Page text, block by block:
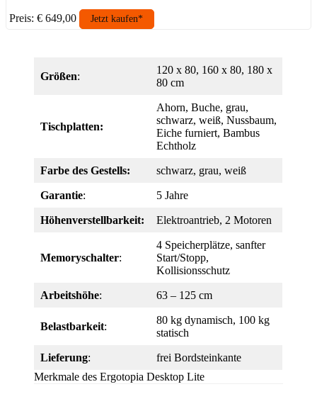
Preis: € 649,00 Jetzt kaufen*
Größen:
120 x 80, 160 x 80, 180 x
80 cm
Tischplatten:
Ahorn, Buche, grau,
schwarz, weiß, Nussbaum,
Eiche furniert, Bambus
Echtholz
Farbe des Gestells: schwarz, grau, weiß
Garantie: 5 Jahre
Höhenverstellbarkeit: Elektroantrieb, 2 Motoren
Memoryschalter:
4 Speicherplätze, sanfter
Start/Stopp,
Kollisionsschutz
Arbeitshöhe: 63 – 125 cm
Belastbarkeit:
80 kg dynamisch, 100 kg
statisch
Lieferung:
frei Bordsteinkante
Merkmale des Ergotopia Desktop Lite